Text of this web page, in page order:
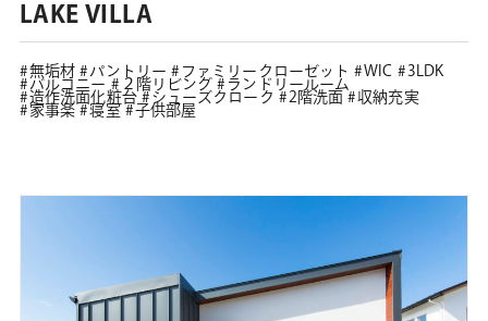
LAKE VILLA
無垢材 パントリー ファミリークローゼット WIC
3LDK
バルコニー
２階リビング
ランドリールーム
造作洗面化粧台
シューズクローク 2階洗面
収納充実
家事楽
寝室 子供部屋